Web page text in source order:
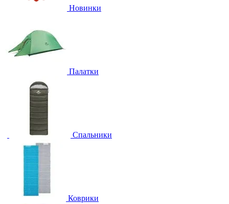
Новинки
Палатки
Спальники
Коврики